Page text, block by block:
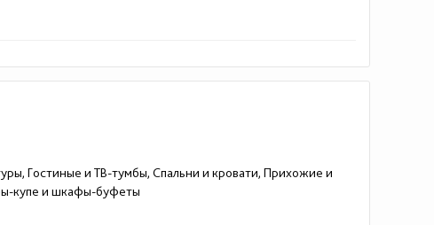
Гостиные и ТВ-тумбы, Спальни и кровати, Прихожие и
купе и шкафы-буфеты